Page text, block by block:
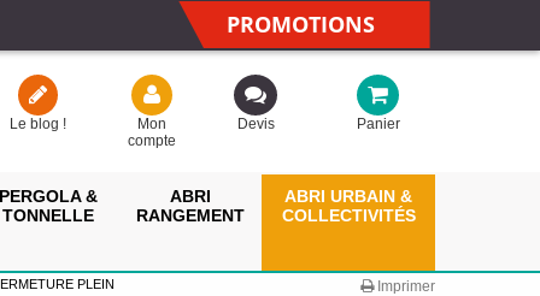
PROMOTIONS
Le blog !
Mon
compte
Devis Panier
PERGOLA &
TONNELLE
ABRI
RANGEMENT
ABRI URBAIN &
COLLECTIVITÉS
PLEIN Imprimer